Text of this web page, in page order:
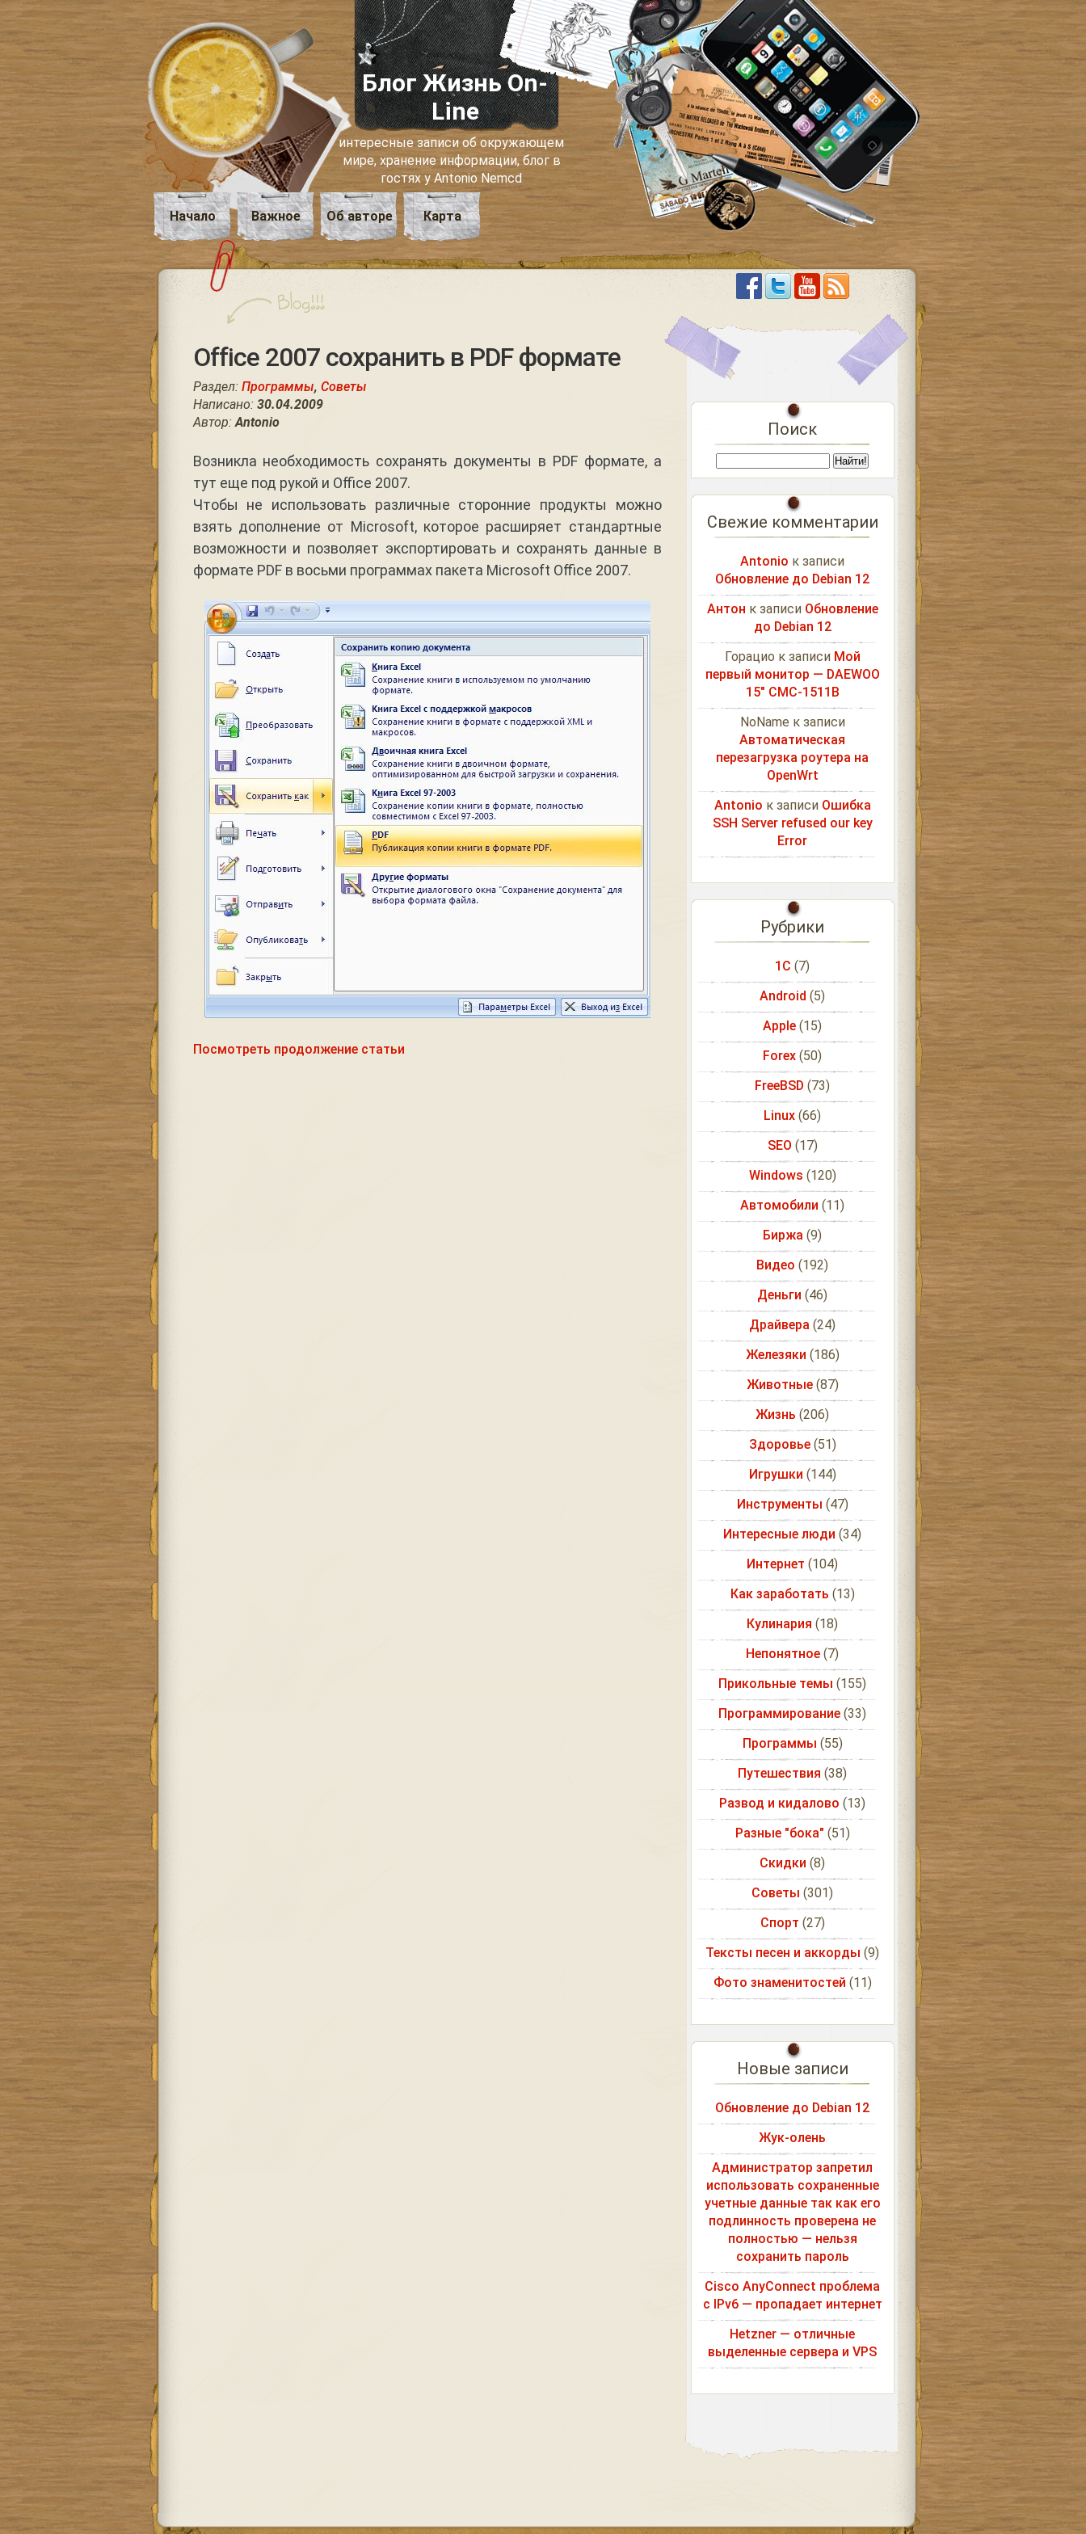
Блог Жизнь On-
Line
интересные записи об окружающем
мире, хранение информации, блог в
гостях у Antonio Nemcd
Начало Важное Об авторе Карта
Office 2007 сохранить в PDF формате
Раздел: Программы, Советы
Написано: 30.04.2009
Автор:Antonio
Возникла необходимость сохранять документы в PDF формате, а
тут еще под рукой и Office 2007.
Чтобы не использовать различные сторонние продукты можно
взять дополнение от Microsoft, которое расширяет стандартные
возможности и позволяет экспортировать и сохранять данные в
формате PDF в восьми программах пакета Microsoft Office 2007.
Посмотреть продолжение статьи
Поиск
Свежие комментарии
Antonio к записи
Обновление до Debian 12
Антон к записи Обновление
до Debian 12
Горацио к записи Мой
первый монитор — DAEWOO
15″ CMC-1511B
NoName к записи
Автоматическая
перезагрузка роутера на
OpenWrt
Antonio к записи Ошибка
SSH Server refused our key
Error
Рубрики
1С (7)
Android (5)
Apple (15)
Forex (50)
FreeBSD (73)
Linux (66)
SEO (17)
Windows (120)
Автомобили (11)
Биржа (9)
Видео (192)
Деньги (46)
Драйвера (24)
Железяки (186)
Животные(87)
Жизнь (206)
Здоровье(51)
Игрушки (144)
Инструменты (47)
Интересные люди (34)
Интернет (104)
Как заработать (13)
Кулинария (18)
Непонятное (7)
Прикольные темы (155)
Программирование (33)
Программы (55)
Путешествия (38)
Развод и кидалово (13)
Разные "бока" (51)
Скидки (8)
Советы (301)
Спорт (27)
Тексты песен и аккорды (9)
Фото знаменитостей (11)
Новые записи
Обновление до Debian 12
Жук-олень
Администратор запретил
использовать сохраненные
учетные данные так как его
подлинность проверена не
полностью — нельзя
сохранить пароль
Cisco AnyConnect проблема
с IPv6 — пропадает интернет
Hetzner — отличные
выделенные сервера и VPS